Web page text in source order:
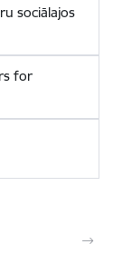
sociālajos
for